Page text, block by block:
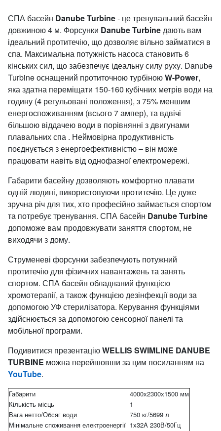
СПА басейн Danube Turbine- це тренувальний басейн
довжиною 4 м. Форсунки Danube Turbineдають вам
ідеальний протитечію, що дозволяє вільно займатися в
спа. Максимальна потужність насоса становить 6
кінських сил, що забезпечує ідеальну силу руху. Danube
Turbine оснащений протиточною турбіноюW-Power,
яка здатна переміщати 150-160 кубічних метрів води на
годину (4 регульовані положення), з 75% меншим
енергоспоживанням (всього 7 ампер), та вдвічі
більшою віддачею води в порівнянні з двигунами
плавальних спа . Неймовірна продуктивність
поєднується з енергоефективністю – він може
працювати навіть від однофазної електромережі.
Габарити басейну дозволяють комфортно плавати
одній людині, використовуючи протитечію. Це дуже
зручна річ для тих, хто професійно займається спортом
та потребує тренування. СПА басейн Danube Turbine
допоможе вам продовжувати заняття спортом, не
виходячи з дому.
Струменеві форсунки забезпечують потужний
протитечію для фізичних навантажень та занять
спортом. СПА басейн обладнаний функцією
хромотерапії, а також функцією дезінфекції води за
допомогою УФ стерилізатора. Керування функціями
здійснюється за допомогою сенсорної панелі та
мобільної програми.
Подивитися презентаціюWELLIS SWIMLINE DANUBE
TURBINE можна перейшовши за цим посиланням на
YouTube.
Габарити
4000х2300х1500 мм
Кількість місць
1
Вага нетто/Обсяг води
750 кг/5699 л
Мінімальне споживання електроенергії 1х32A 230В/50Гц